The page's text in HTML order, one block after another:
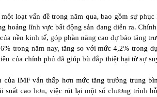
loạt vấn đề trong năm qua, bao gồm sự
hoảng lĩnh vực bất động sản đang diễn ra.
nền kinh tế, góp phần nâng cao dự báo tăng
trong năm nay, tăng so với mức 4,2% trong
của chính phủ đã giúp bù đắp thiệt hại từ sự
IMF vẫn thấp hơn mức tăng trưởng trung
suất cao hơn, việc rút lại một số chương trình